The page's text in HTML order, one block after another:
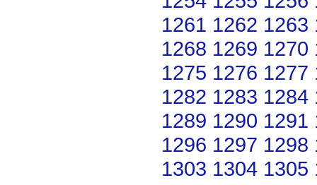
1261 1262 1263
1268 1269 1270
1275 1276 1277
1282 1283 1284
1289 1290 1291
1296 1297 1298
1303 1304 1305